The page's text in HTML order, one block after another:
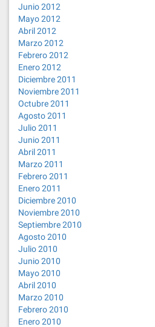
Junio 2012
Mayo 2012
Abril 2012
Marzo 2012
Febrero 2012
Enero 2012
Diciembre 2011
Noviembre 2011
Octubre 2011
Agosto 2011
Julio 2011
Junio 2011
Abril 2011
Marzo 2011
Febrero 2011
Enero 2011
Diciembre 2010
Noviembre 2010
Septiembre 2010
Agosto 2010
Julio 2010
Junio 2010
Mayo 2010
Abril 2010
Marzo 2010
Febrero 2010
Enero 2010